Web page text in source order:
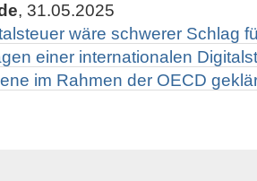
, 31.05.2025
wäre schwerer Schlag
einer internationalen
im Rahmen der OECD